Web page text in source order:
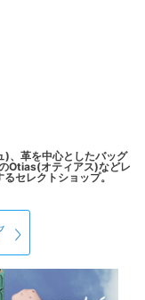
、革を中心としたバッグ
Otias(オティアス)などレ